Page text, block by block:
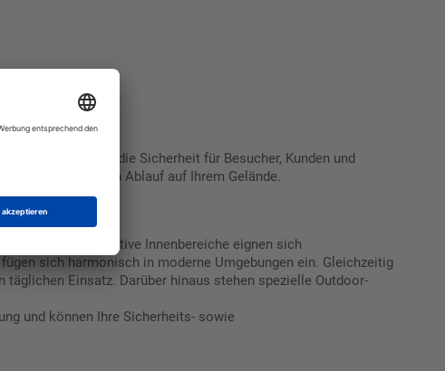
gleichzeitig die Sicherheit für Besucher, Kunden und
reibungslosen Ablauf auf Ihrem Gelände.
Für repräsentative Innenbereiche eignen sich
sich harmonisch in moderne Umgebungen ein. Gleichzeitig
Einsatz. Darüber hinaus stehen spezielle Outdoor-
und können Ihre Sicherheits- sowie